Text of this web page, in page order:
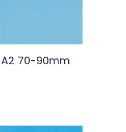
70-90mm